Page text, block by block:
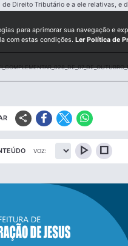
de Direito Tributário e a ele relativas, e
share
VOZ: play_arrow stop
para aprimorar sua navegação e
com estas condições. Ler Política de